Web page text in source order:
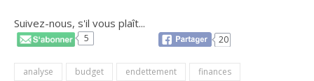
Suivez-nous, s'il vous plaît...
5 20
analyse budget endettement
finances